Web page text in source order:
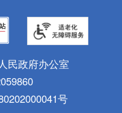
民政府办公室
号